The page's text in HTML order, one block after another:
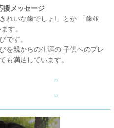
援メッセージ
れいな歯でしょ!」とか 「歯並
す。
です。
を親からの生涯の 子供へのプレ
も満足しています。